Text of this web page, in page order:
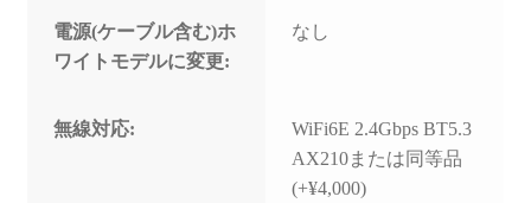
電源(ケーブル含む)ホ
ワイトモデルに変更:
なし
無線対応:
WiFi6E 2.4Gbps BT5.3
AX210または同等品
(+¥4,000)